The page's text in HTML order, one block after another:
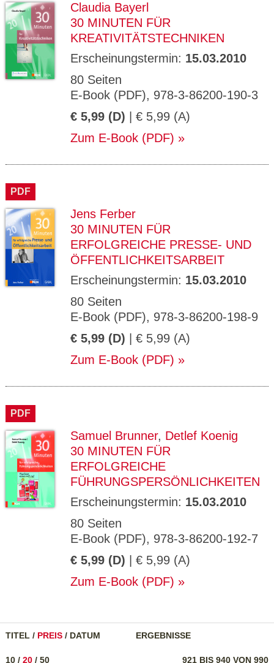
Claudia Bayerl
30 MINUTEN FÜR
KREATIVITÄTSTECHNIKEN
Erscheinungstermin: 15.03.2010
80 Seiten
E-Book (PDF), 978-3-86200-190-3
€ 5,99 (D) | € 5,99 (A)
Zum E-Book (PDF)
PDF
Jens Ferber
30 MINUTEN FÜR
ERFOLGREICHE PRESSE- UND
ÖFFENTLICHKEITSARBEIT
Erscheinungstermin: 15.03.2010
80 Seiten
E-Book (PDF), 978-3-86200-198-9
€ 5,99 (D) | € 5,99 (A)
Zum E-Book (PDF)
PDF
Samuel Brunner, Detlef Koenig
30 MINUTEN FÜR
ERFOLGREICHE
FÜHRUNGSPERSÖNLICHKEITEN
Erscheinungstermin: 15.03.2010
80 Seiten
E-Book (PDF), 978-3-86200-192-7
€ 5,99 (D) | € 5,99 (A)
Zum E-Book (PDF)
TITEL / PREIS / DATUM ERGEBNISSE
921 BIS 940 VON 990
10 / 20 / 50